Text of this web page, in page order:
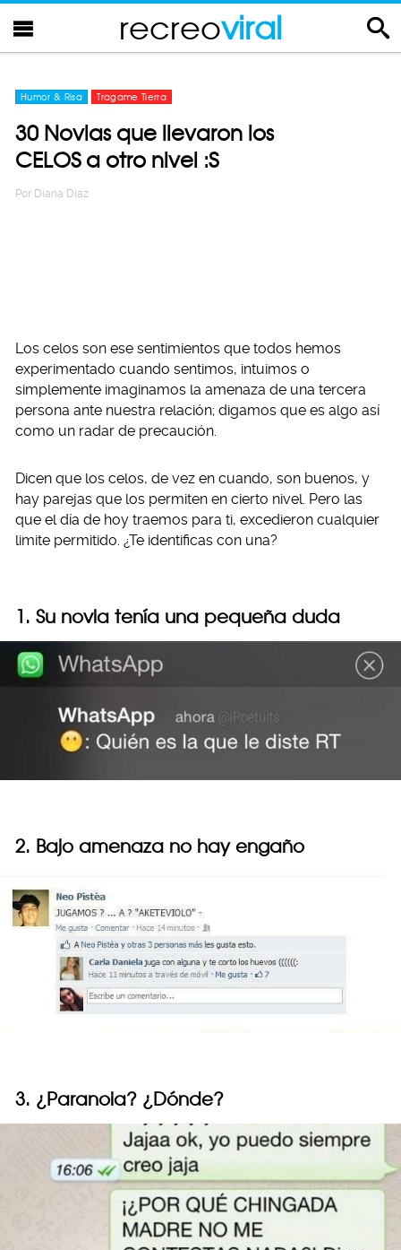
recreoviral
Humor & Risa Tragame Tierra
30 Novias que llevaron los
CELOS a otro nivel :S
Por Diana Diaz
Los celos son ese sentimientos que todos hemos
experimentado cuando sentimos, intuimos o
simplemente imaginamos la amenaza de una tercera
persona ante nuestra relación; digamos que es algo así
como un radar de precaución.
Dicen que los celos, de vez en cuando, son buenos, y
hay parejas que los permiten en cierto nivel. Pero las
que el día de hoy traemos para ti, excedieron cualquier
limite permitido. ¿Te identificas con una?
1. Su novia tenía una pequeña duda
2. Bajo amenaza no hay engaño
3. ¿Paranoia? ¿Dónde?